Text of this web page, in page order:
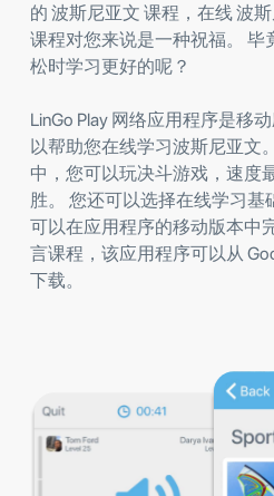
的 波斯尼亚文 课程，在线 波
课程对您来说是一种祝福。 毕
松时学习更好的呢？
LinGo Play 网络应用程序是移
以帮助您在线学习波斯尼亚文
中，您可以玩决斗游戏，速度
胜。 您还可以选择在线学习基
可以在应用程序的移动版本中
言课程，该应用程序可以从
下载。